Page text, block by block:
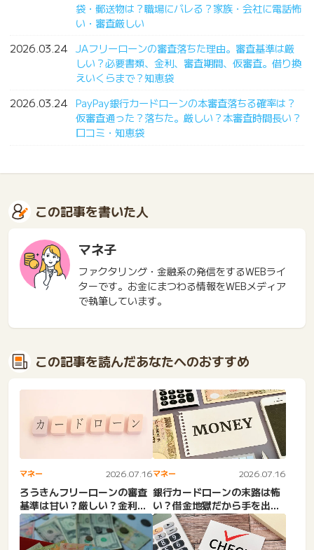
袋・郵送物は？職場にバレる？家族・会社に電話怖
い・審査厳しい
2026.03.24 JAフリーローンの審査落ちた理由。審査基準は厳
しい？必要書類、金利、審査期間、仮審査。借り換
えいくらまで？知恵袋
2026.03.24 PayPay銀行カードローンの本審査落ちる確率は？
仮審査通った？落ちた。厳しい？本審査時間長い？
口コミ・知恵袋
この記事を書いた人
マネ子
ファクタリング・金融系の発信をするWEBライ
ターです。お金にまつわる情報をWEBメディア
で執筆しています。
この記事を読んだあなたへのおすすめ
マネー 2026.07.16
ろうきんフリーローンの審査
基準は甘い？厳しい？金利・
審査日数・借入可能額・返
済...
マネー 2026.07.16
銀行カードローンの末路は怖
い？借金地獄だから手を出す
な？消費者金融の注意点。
男...